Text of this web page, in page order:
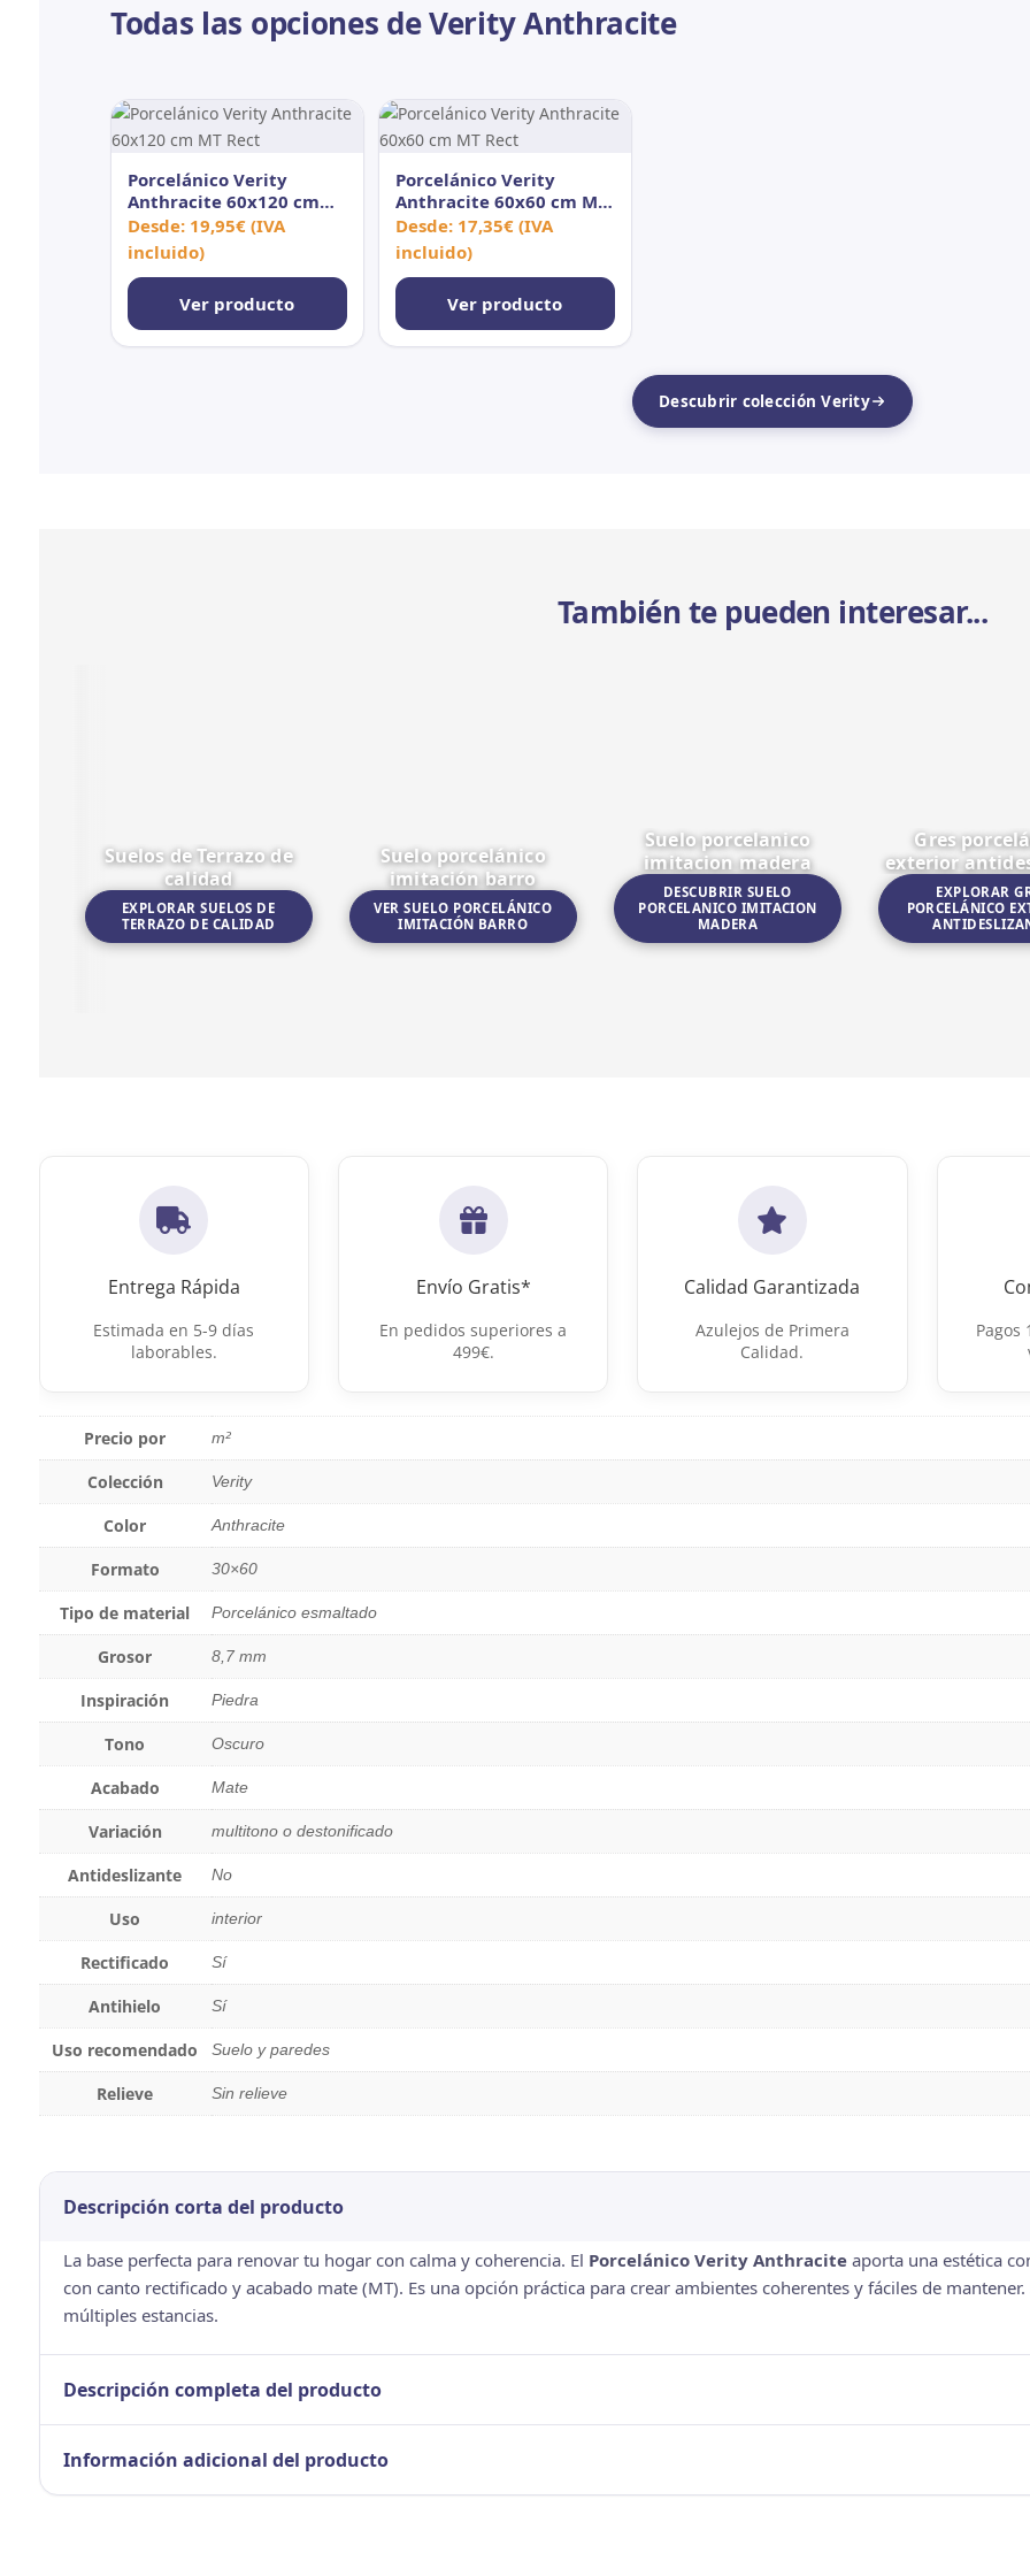
Todas las opciones de Verity Anthracite
Porcelánico Verity
Anthracite 60x120 cm
MT Rect
Desde: 19,95€(IVA
incluido)
Ver producto
Porcelánico Verity
Anthracite 60x60 cm MT
Rect
Desde: 17,35€(IVA
incluido)
Ver producto
Descubrir colección Verity
También te pueden interesar...
Suelos de Terrazo de
calidad
EXPLORAR SUELOS DE
TERRAZO DE CALIDAD
Suelo porcelánico
imitación barro
VER SUELO PORCELÁNICO
IMITACIÓN BARRO
Suelo porcelanico
imitacion madera
DESCUBRIR SUELO
PORCELANICO IMITACION
MADERA
Gres
exterior
EXPLORAR
PORCELÁNICO
Entrega Rápida
Estimada en 5-9 días
laborables.
Envío Gratis*
En pedidos superiores a
499€.
Calidad Garantizada
Azulejos de Primera
Calidad.
Pagos
Precio por m²
Colección Verity
Color Anthracite
Formato 30×60
Tipo de material Porcelánico esmaltado
Grosor 8,7 mm
Inspiración Piedra
Tono Oscuro
Acabado Mate
Variación multitono o destonificado
Antideslizante No
Uso interior
Rectificado Sí
Antihielo Sí
Uso recomendado Suelo y paredes
Relieve Sin relieve
Descripción corta del producto
La base perfecta para renovar tu hogar con calma y coherencia. El Porcelánico Verity Anthraciteaporta una estética
con canto rectificado y acabado mate (MT). Es una opción práctica para crear ambientes coherentes y fáciles de
múltiples estancias.
Descripción completa del producto
Información adicional del producto